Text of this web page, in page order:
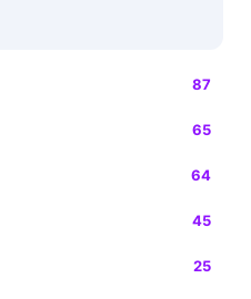
87
65
64
45
25